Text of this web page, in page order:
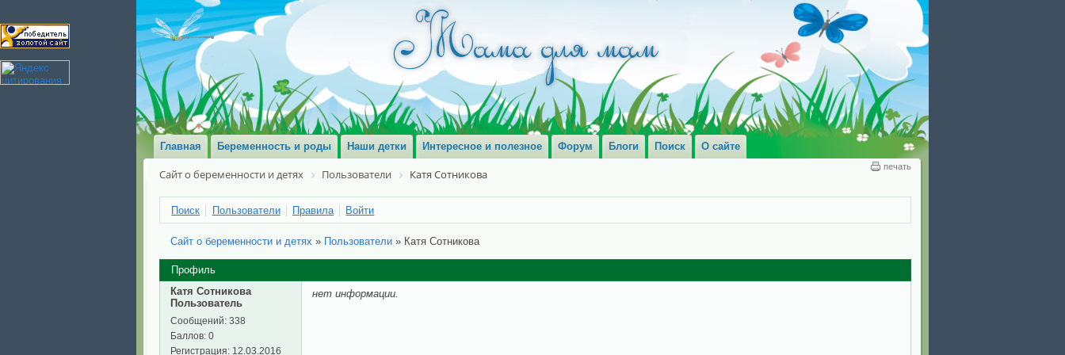
Главная Беременность и роды Наши детки Интересное и полезное Форум Блоги Поиск О сайте
печать
Сайт о беременности и детях Пользователи Катя Сотникова
Поиск Пользователи Правила Войти
Сайт о беременности и детях » Пользователи » Катя Сотникова
Профиль
Катя Сотникова
Пользователь
Сообщений: 338
Баллов: 0
Регистрация: 12.03.2016
нет информации.